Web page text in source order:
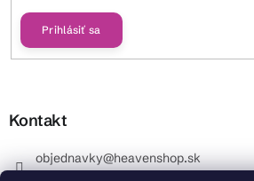
Prihlásiť sa
Kontakt
objednavky@heavenshop.sk